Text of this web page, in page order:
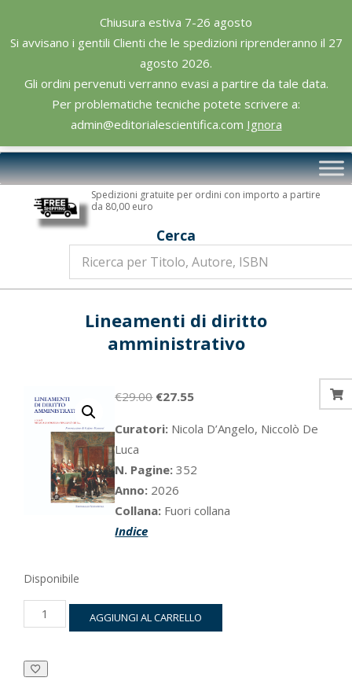
Chiusura estiva 7-26 agosto
Si avvisano i gentili Clienti che le spedizioni riprenderanno il 27
agosto 2026.
Gli ordini pervenuti verranno evasi a partire da tale data.
Per problematiche tecniche potete scrivere a:
admin@editorialescientifica.com Ignora
content
Editoriale
Scientifica
Primary
Navigation
Spedizioni gratuite per ordini con importo a partire
da 80,00 euro
Cerca
Lineamenti di diritto
amministrativo
€29.00 Il
originale
€29.00.
€27.55Il
attuale
€27.55.
Curatori: Nicola D’Angelo, Niccolò De
Luca
N. Pagine: 352
Anno: 2026
Collana: Fuori collana
Indice
Disponibile
Lineamenti
di
quantità
AGGIUNGI AL CARRELLO